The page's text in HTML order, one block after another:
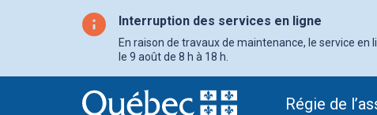
Interruption des services en ligne
En raison de travaux de maintenance, le service
le 9 août de 8 h à 18 h.
Régie de